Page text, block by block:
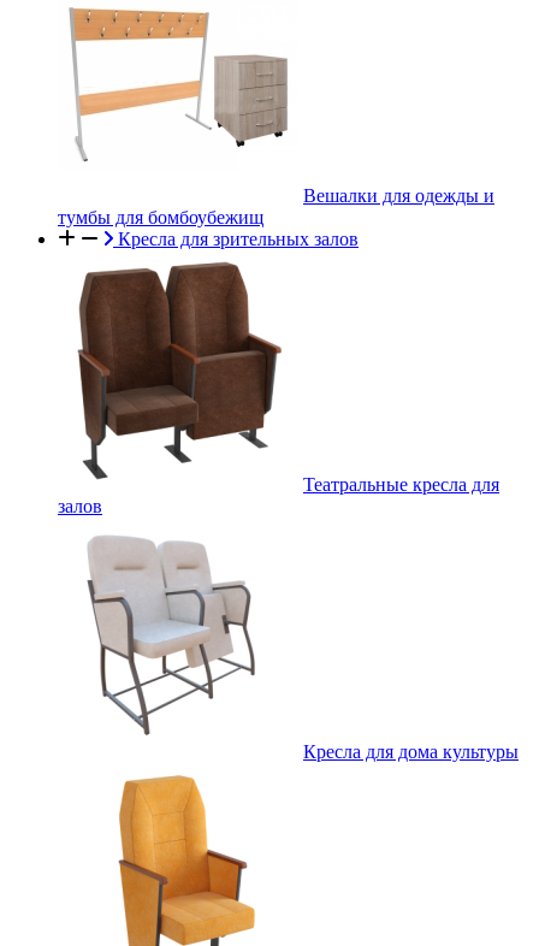
Вешалки для одежды и
тумбы для бомбоубежищ
Кресла для зрительных залов
Театральные кресла для
залов
Кресла для дома культуры